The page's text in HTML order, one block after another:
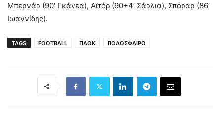
Μπερνάρ (90′ Γκάνεα), Αϊτόρ (90+4′ Σάρλια), Σπόραρ (86′
Ιωαννίδης).
TAGS FOOTBALL ΠΑΟΚ ΠΟΔΟΣΦΑΙΡΟ